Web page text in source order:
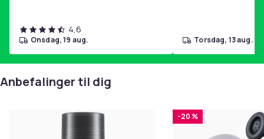
Farge
Størrelse
7 cm
4,6
onsdag, 19 aug. torsdag, 13 aug.
Anbefalinger til dig
-20 %